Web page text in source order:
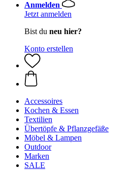
Anmelden
Jetzt anmelden
Bist du neu hier?
Konto erstellen
Accessoires
Kochen & Essen
Textilien
Übertöpfe & Pflanzgefäße
Möbel & Lampen
Outdoor
Marken
SALE